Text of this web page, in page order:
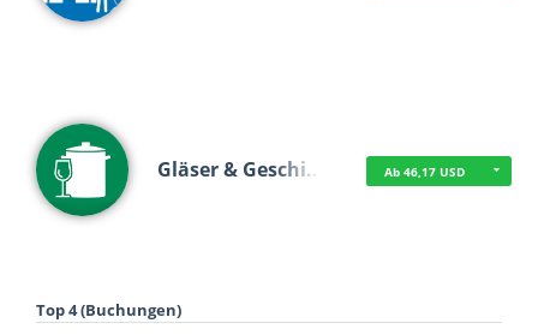
Gläser & Geschi… Ab 46,17 USD
Top 4 (Buchungen)